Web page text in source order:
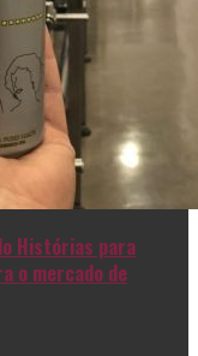
Histórias para
o mercado de